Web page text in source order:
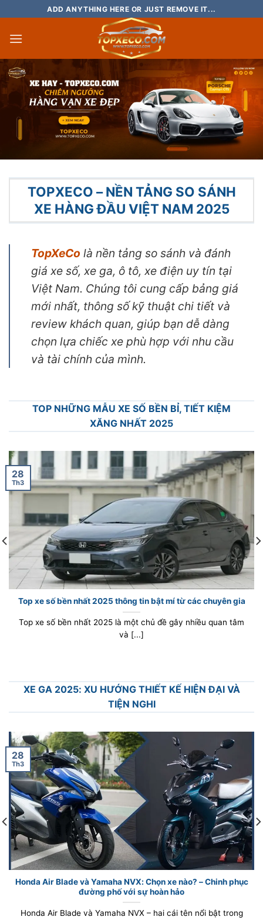
nội
ADD ANYTHING HERE OR JUST REMOVE IT...
TOPXECO – NỀN TẢNG SO SÁNH
XE HÀNG ĐẦU VIỆT NAM 2025
TopXeCo là nền tảng so sánh và đánh
giá xe số, xe ga, ô tô, xe điện uy tín tại
Việt Nam. Chúng tôi cung cấp bảng giá
mới nhất, thông số kỹ thuật chi tiết và
review khách quan, giúp bạn dễ dàng
chọn lựa chiếc xe phù hợp với nhu cầu
và tài chính của mình.
TOP NHỮNG MẪU XE SỐ BỀN BỈ, TIẾT KIỆM
XĂNG NHẤT 2025
Top xe số bền nhất 2025 thông tin bật mí từ các chuyên gia
Top xe số bền nhất 2025 là một chủ đề gây nhiều quan tâm
và [...]
28
Th3
XE GA 2025: XU HƯỚNG THIẾT KẾ HIỆN ĐẠI VÀ
TIỆN NGHI
Honda Air Blade và Yamaha NVX: Chọn xe nào? – Chinh phục
đường phố với sự hoàn hảo
Honda Air Blade và Yamaha NVX – hai cái tên nổi bật trong
28
Th3